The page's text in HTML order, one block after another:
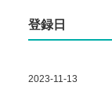
登録日
2023-11-13